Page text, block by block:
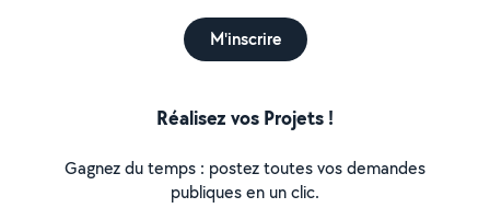
M'inscrire
Réalisez vos Projets !
Gagnez du temps : postez toutes vos demandes
publiques en un clic.